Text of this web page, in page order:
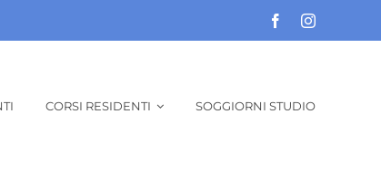
CORSI RESIDENTI SOGGIORNI STUDIO